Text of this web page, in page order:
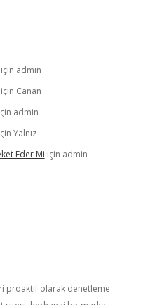
için admin
için Canan
admin
Yalnız
Eder Mi için admin
proaktif olarak denetleme